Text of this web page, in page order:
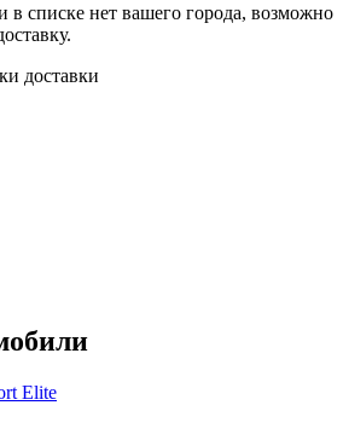
в списке нет вашего города, возможно
доставки